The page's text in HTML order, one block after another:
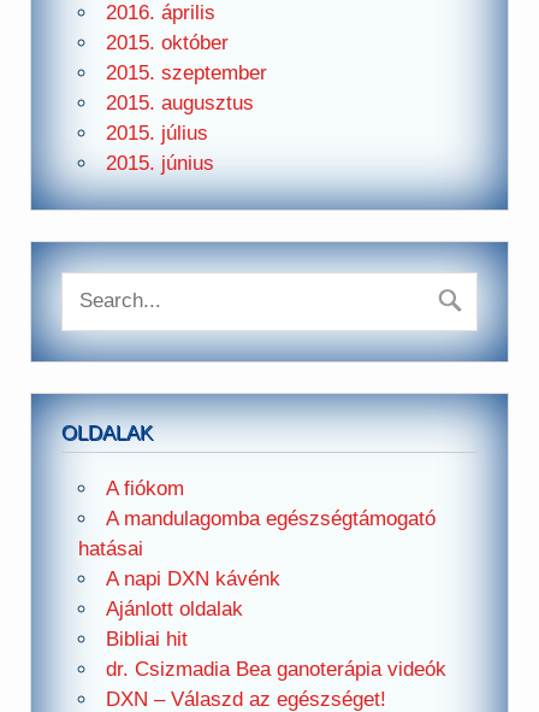
2016. április
2015. október
2015. szeptember
2015. augusztus
2015. július
2015. június
OLDALAK
A fiókom
A mandulagomba egészségtámogató
hatásai
A napi DXN kávénk
Ajánlott oldalak
Bibliai hit
dr. Csizmadia Bea ganoterápia videók
DXN – Válaszd az egészséget!